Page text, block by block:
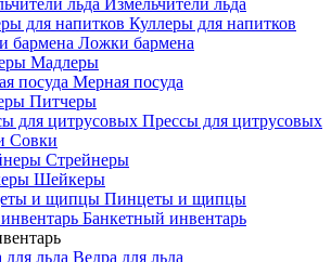
Куллеры для напитков
Ложки бармена
Мадлеры
Мерная посуда
Питчеры
Прессы для цитрусовых
Совки
Стрейнеры
Шейкеры
Пинцеты и щипцы
Банкетный инвентарь
Ведра для льда